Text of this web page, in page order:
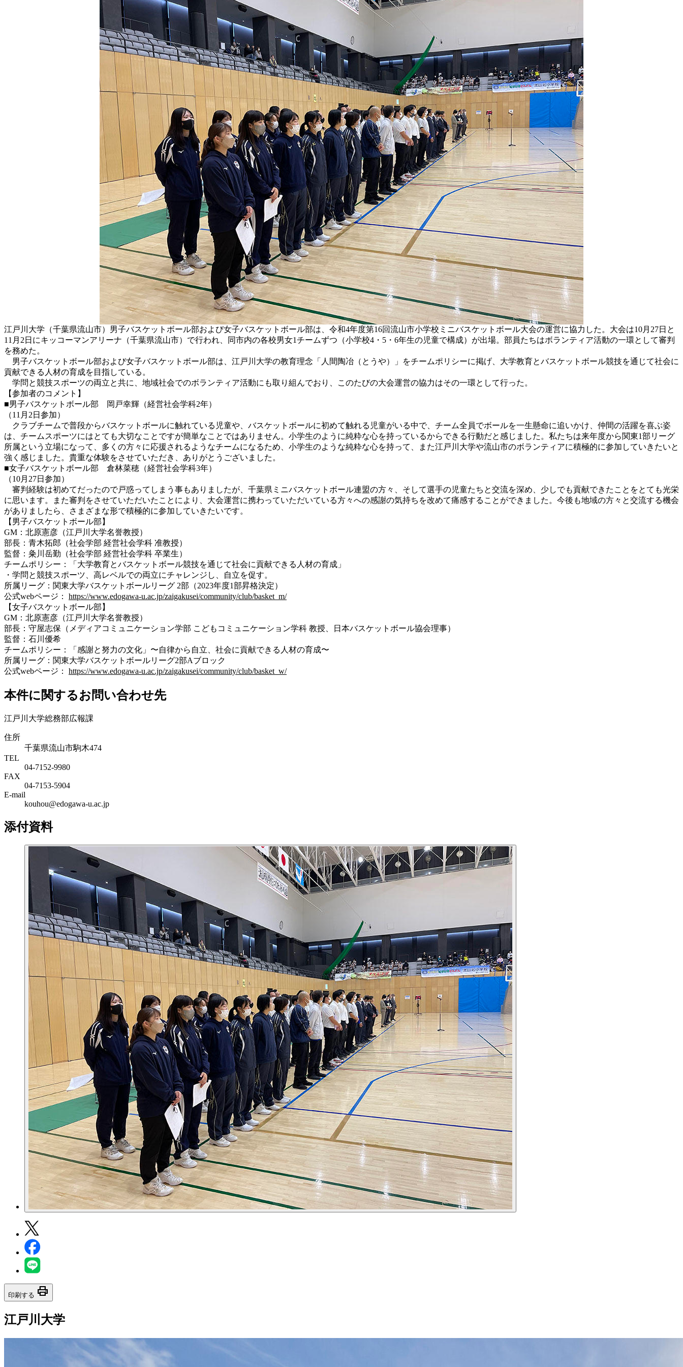
江戸川大学（千葉県流山市）男子バスケットボール部および女子バスケットボール部は、令和4年度第16回流山市小学校ミニバスケットボール大会の運営に協力した。大会は10月27日と
11月2日にキッコーマンアリーナ（千葉県流山市）で行われ、同市内の各校男女1チームずつ（小学校4・5・6年生の児童で構成）が出場。部員たちはボランティア活動の一環として審判
を務めた。
男子バスケットボール部および女子バスケットボール部は、江戸川大学の教育理念「人間陶冶（とうや）」をチームポリシーに掲げ、大学教育とバスケットボール競技を通じて社会に
貢献できる人材の育成を目指している。
学問と競技スポーツの両立と共に、地域社会でのボランティア活動にも取り組んでおり、このたびの大会運営の協力はその一環として行った。
【参加者のコメント】
■男子バスケットボール部 岡戸幸輝（経営社会学科2年）
（11月2日参加）
クラブチームで普段からバスケットボールに触れている児童や、バスケットボールに初めて触れる児童がいる中で、チーム全員でボールを一生懸命に追いかけ、仲間の活躍を喜ぶ姿
は、チームスポーツにはとても大切なことですが簡単なことではありません。小学生のように純粋な心を持っているからできる行動だと感じました。私たちは来年度から関東1部リーグ
所属という立場になって、多くの方々に応援されるようなチームになるため、小学生のような純粋な心を持って、また江戸川大学や流山市のボランティアに積極的に参加していきたいと
強く感じました。貴重な体験をさせていただき、ありがとうございました。
■女子バスケットボール部 倉林菜穂（経営社会学科3年）
（10月27日参加）
審判経験は初めてだったので戸惑ってしまう事もありましたが、千葉県ミニバスケットボール連盟の方々、そして選手の児童たちと交流を深め、少しでも貢献できたことをとても光栄
に思います。また審判をさせていただいたことにより、大会運営に携わっていただいている方々への感謝の気持ちを改めて痛感することができました。今後も地域の方々と交流する機会
がありましたら、さまざまな形で積極的に参加していきたいです。
【男子バスケットボール部】
GM：北原憲彦（江戸川大学名誉教授）
部長：青木拓郎（社会学部 経営社会学科 准教授）
監督：粂川岳勤（社会学部 経営社会学科 卒業生）
チームポリシー：「大学教育とバスケットボール競技を通じて社会に貢献できる人材の育成」
・学問と競技スポーツ、高レベルでの両立にチャレンジし、自立を促す。
所属リーグ：関東大学バスケットボールリーグ 2部（2023年度1部昇格決定）
公式webページ： https://www.edogawa-u.ac.jp/zaigakusei/community/club/basket_m/
【女子バスケットボール部】
GM：北原憲彦（江戸川大学名誉教授）
部長：守屋志保（メディアコミュニケーション学部 こどもコミュニケーション学科 教授、日本バスケットボール協会理事）
監督：石川優希
チームポリシー：「感謝と努力の文化」〜自律から自立、社会に貢献できる人材の育成〜
所属リーグ：関東大学バスケットボールリーグ2部Aブロック
公式webページ： https://www.edogawa-u.ac.jp/zaigakusei/community/club/basket_w/
本件に関するお問い合わせ先
江戸川大学総務部広報課
住所
千葉県流山市駒木474
TEL
04-7152-9980
FAX
04-7153-5904
E-mail
kouhou@edogawa-u.ac.jp
添付資料
印刷する print
江戸川大学